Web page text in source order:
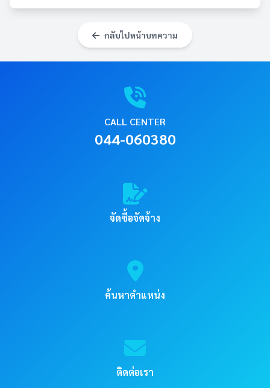
กลับไปหน้าบทความ
CALL CENTER
044-060380
จัดซื้อจัดจ้าง
ค้นหาตำแหน่ง
ติดต่อเรา